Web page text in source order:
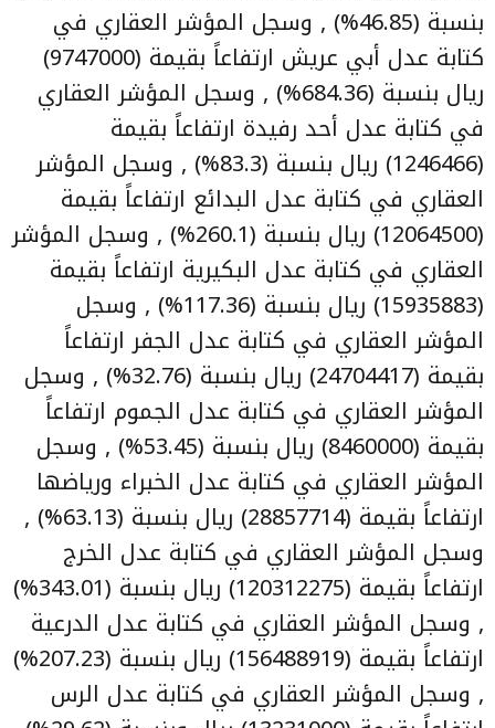
بنسبة (46.85%) , وسجل المؤشر العقاري في
كتابة عدل أبي عريش ارتفاعاً بقيمة (9747000)
ريال بنسبة (684.36%) , وسجل المؤشر العقاري
في كتابة عدل أحد رفيدة ارتفاعاً بقيمة
(1246466) ريال بنسبة (83.3%) , وسجل المؤشر
العقاري في كتابة عدل البدائع ارتفاعاً بقيمة
(12064500) ريال بنسبة (260.1%) , وسجل المؤشر
العقاري في كتابة عدل البكيرية ارتفاعاً بقيمة
(15935883) ريال بنسبة (117.36%) , وسجل
المؤشر العقاري في كتابة عدل الجفر ارتفاعاً
بقيمة (24704417) ريال بنسبة (32.76%) , وسجل
المؤشر العقاري في كتابة عدل الجموم ارتفاعاً
بقيمة (8460000) ريال بنسبة (53.45%) , وسجل
المؤشر العقاري في كتابة عدل الخبراء ورياضها
ارتفاعاً بقيمة (28857714) ريال بنسبة (63.13%) ,
وسجل المؤشر العقاري في كتابة عدل الخرج
ارتفاعاً بقيمة (120312275) ريال بنسبة (343.01%)
, وسجل المؤشر العقاري في كتابة عدل الدرعية
ارتفاعاً بقيمة (156488919) ريال بنسبة (207.23%)
, وسجل المؤشر العقاري في كتابة عدل الرس